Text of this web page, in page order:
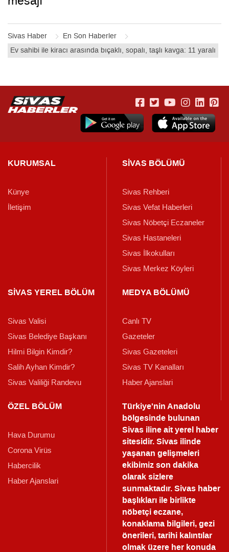
Sivas Haber
En Son Haberler
Ev sahibi ile kiracı arasında bıçaklı, sopalı, taşlı kavga: 11 yaralı
KURUMSAL
Künye
İletişim
SİVAS BÖLÜMÜ
Sivas Rehberi
Sivas Vefat Haberleri
Sivas Nöbetçi Eczaneler
Sivas Hastaneleri
Sivas İlkokulları
Sivas Merkez Köyleri
SİVAS YEREL BÖLÜM
Sivas Valisi
Sivas Belediye Başkanı
Hilmi Bilgin Kimdir?
Salih Ayhan Kimdir?
Sivas Valiliği Randevu
MEDYA BÖLÜMÜ
Canlı TV
Gazeteler
Sivas Gazeteleri
Sivas TV Kanalları
Haber Ajanslari
ÖZEL BÖLÜM
Hava Durumu
Corona Virüs
Habercilik
Haber Ajanslari
Türkiye'nin Anadolu
bölgesinde bulunan
Sivas iline ait yerel haber
sitesidir. Sivas ilinde
yaşanan gelişmeleri
ekibimiz son dakika
olarak sizlere
sunmaktadır.Sivas haber
başlıkları ile birlikte
nöbetçi eczane,
konaklama bilgileri, gezi
önerileri, tarihi kalıntılar
olmak üzere her konuda